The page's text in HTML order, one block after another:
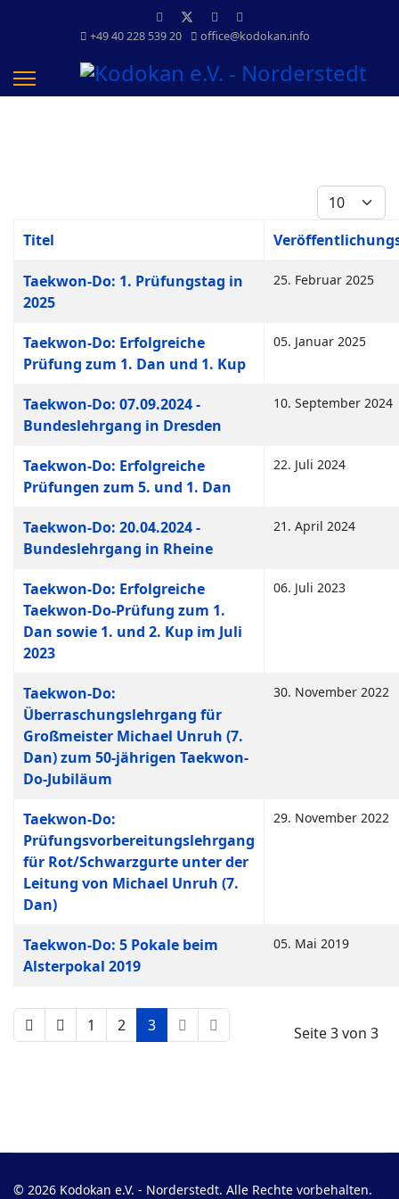
+49 40 228 539 20 office@kodokan.info
Anzeige #
Titel
Taekwon-Do: 1. Prüfungstag in
2025
25. Februar 2025
Taekwon-Do: Erfolgreiche
Prüfung zum 1. Dan und 1. Kup
05. Januar 2025
Taekwon-Do: 07.09.2024 -
Bundeslehrgang in Dresden
10. September 2024
Taekwon-Do: Erfolgreiche
Prüfungen zum 5. und 1. Dan
22. Juli 2024
Taekwon-Do: 20.04.2024 -
Bundeslehrgang in Rheine
21. April 2024
Taekwon-Do: Erfolgreiche
Taekwon-Do-Prüfung zum 1.
Dan sowie 1. und 2. Kup im Juli
2023
06. Juli 2023
Taekwon-Do:
Überraschungslehrgang für
Großmeister Michael Unruh (7.
Dan) zum 50-jährigen Taekwon-
Do-Jubiläum
30. November 2022
Taekwon-Do:
Prüfungsvorbereitungslehrgang
für Rot/Schwarzgurte unter der
Leitung von Michael Unruh (7.
Dan)
29. November 2022
Taekwon-Do: 5 Pokale beim
Alsterpokal 2019
05. Mai 2019
Seite 3 von 3
1 2 3
© 2026 Kodokan e.V. - Norderstedt. Alle Rechte vorbehalten.